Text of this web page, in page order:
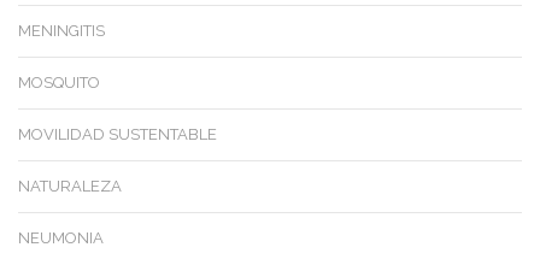
MENINGITIS
MOSQUITO
MOVILIDAD SUSTENTABLE
NATURALEZA
NEUMONIA